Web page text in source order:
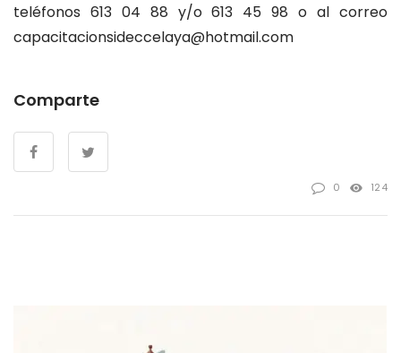
teléfonos 613 04 88 y/o 613 45 98 o al correo
capacitacionsideccelaya@hotmail.com
Comparte
0 124